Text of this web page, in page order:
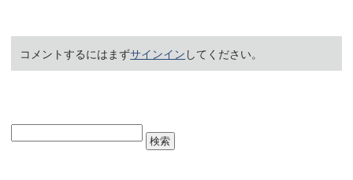
コメントするにはまずサインイン してください。